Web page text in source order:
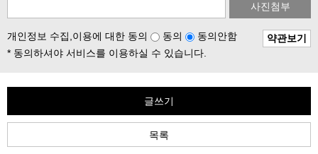
사진첨부
개인정보 수집,이용에 대한 동의 동의 동의안함
약관보기
* 동의하셔야 서비스를 이용하실 수 있습니다.
글쓰기
목록